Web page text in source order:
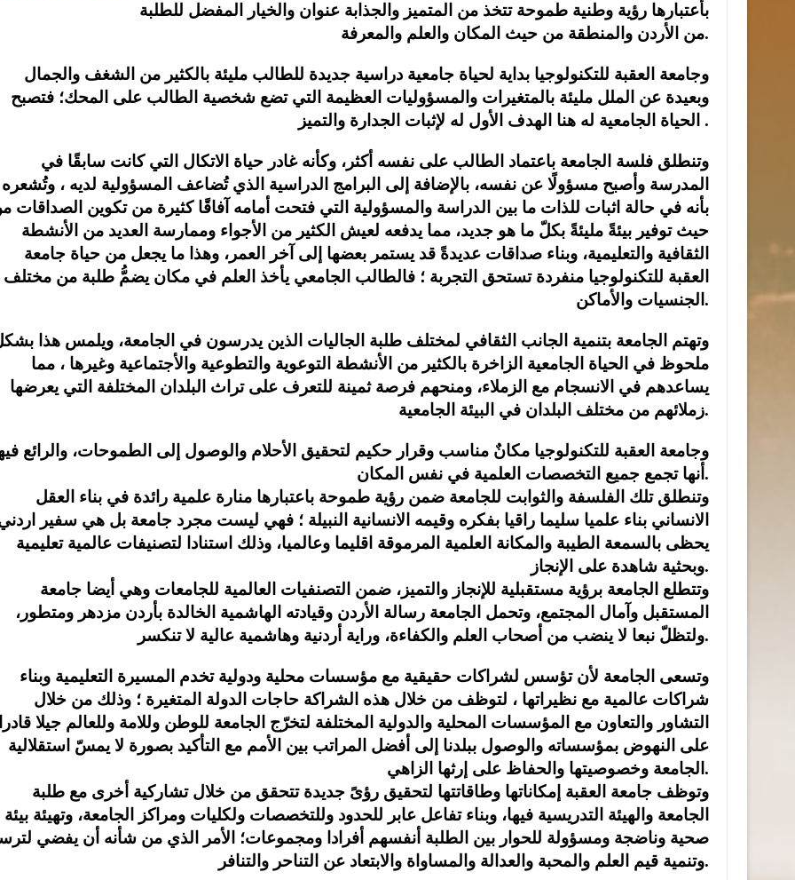
بأعتبارها رؤية وطنية طموحة تتخذ من المتميز والجذابة عنوان والخيار المفضل للطلبة
من الأردن والمنطقة من حيث المكان والعلم والمعرفة.
وجامعة العقبة للتكنولوجيا بداية لحياة جامعية دراسية جديدة للطالب مليئة بالكثير من الشغف والجمال
وبعيدة عن الملل مليئة بالمتغيرات والمسؤوليات العظيمة التي تضع شخصية الطالب على المحك؛ فتصبح
الحياة الجامعية له هنا الهدف الأول له لإثبات الجدارة والتميز .
وتنطلق فلسة الجامعة باعتماد الطالب على نفسه أكثر، وكأنه غادر حياة الاتكال التي كانت سابقًا في
المدرسة وأصبح مسؤولًا عن نفسه، بالإضافة إلى البرامج الدراسية الذي تُضاعف المسؤولية لديه ، وتُشعره
بأنه في حالة اثبات للذات ما بين الدراسة والمسؤولية التي فتحت أمامه آفاقًا كثيرة من تكوين الصداقات
حيث توفير بيئةً مليئةً بكلّ ما هو جديد، مما يدفعه لعيش الكثير من الأجواء وممارسة العديد من الأنشطة
الثقافية والتعليمية، وبناء صداقات عديدةً قد يستمر بعضها إلى آخر العمر، وهذا ما يجعل من حياة جامعة
العقبة للتكنولوجيا منفردة تستحق التجربة ؛ فالطالب الجامعي يأخذ العلم في مكان يضمُّ طلبة من مختلف
الجنسيات والأماكن.
وتهتم الجامعة بتنمية الجانب الثقافي لمختلف طلبة الجاليات الذين يدرسون في الجامعة، ويلمس هذا
ملحوظ في الحياة الجامعية الزاخرة بالكثير من الأنشطة التوعوية والتطوعية والأجتماعية وغيرها ، مما
يساعدهم في الانسجام مع الزملاء، ومنحهم فرصة ثمينة للتعرف على تراث البلدان المختلفة التي يعرضها
زملائهم من مختلف البلدان في البيئة الجامعية.
وجامعة العقبة للتكنولوجيا مكانٌ مناسب وقرار حكيم لتحقيق الأحلام والوصول إلى الطموحات، والرائع
أنها تجمع جميع التخصصات العلمية في نفس المكان.
وتنطلق تلك الفلسفة والثوابت للجامعة ضمن رؤية طموحة باعتبارها منارة علمية رائدة في بناء العقل
الانساني بناء علميا سليما راقيا بفكره وقيمه الانسانية النبيلة ؛ فهي ليست مجرد جامعة بل هي سفير
يحظى بالسمعة الطيبة والمكانة العلمية المرموقة اقليما وعالميا، وذلك استنادا لتصنيفات عالمية تعليمية
وبحثية شاهدة على الإنجاز.
وتتطلع الجامعة برؤية مستقبلية للإنجاز والتميز، ضمن التصنفيات العالمية للجامعات وهي أيضا جامعة
المستقبل وآمال المجتمع، وتحمل الجامعة رسالة الأردن وقيادته الهاشمية الخالدة بأردن مزدهر ومتطور،
ولتظلّ نبعا لا ينضب من أصحاب العلم والكفاءة، وراية أردنية وهاشمية عالية لا تنكسر.
وتسعى الجامعة لأن تؤسس لشراكات حقيقية مع مؤسسات محلية ودولية تخدم المسيرة التعليمية وبناء
شراكات عالمية مع نظيراتها ، لتوظف من خلال هذه الشراكة حاجات الدولة المتغيرة ؛ وذلك من خلال
التشاور والتعاون مع المؤسسات المحلية والدولية المختلفة لتخرّج الجامعة للوطن وللامة وللعالم جيلا
على النهوض بمؤسساته والوصول ببلدنا إلى أفضل المراتب بين الأمم مع التأكيد بصورة لا يمسّ استقلالية
الجامعة وخصوصيتها والحفاظ على إرثها الزاهي.
وتوظف جامعة العقبة إمكاناتها وطاقاتتها لتحقيق رؤىً جديدة تتحقق من خلال تشاركية أخرى مع طلبة
الجامعة والهيئة التدريسية فيها، وبناء تفاعل عابر للحدود وللتخصصات ولكليات ومراكز الجامعة، وتهيئة بيئة
صحية وناضجة ومسؤولة للحوار بين الطلبة أنفسهم أفرادا ومجموعات؛ الأمر الذي من شأنه أن يفضي
وتنمية قيم العلم والمحبة والعدالة والمساواة والابتعاد عن التناحر والتنافر.